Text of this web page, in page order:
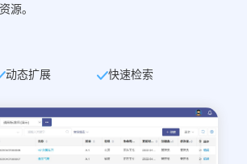
源。
动态扩展 快速检索